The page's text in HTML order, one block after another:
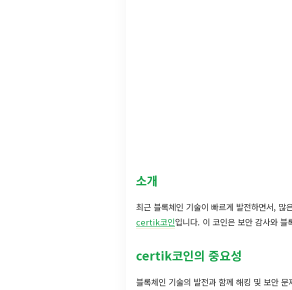
소개
최근 블록체인 기술이 빠르게 발전하면서, 많
certik코인입니다. 이 코인은 보안 감사와 블
certik코인의 중요성
블록체인 기술의 발전과 함께 해킹 및 보안